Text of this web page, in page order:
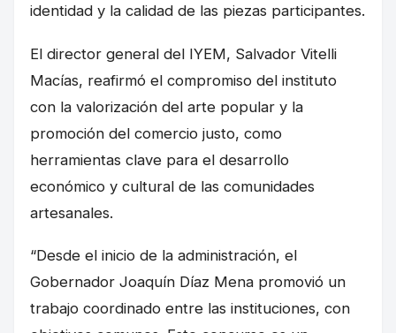
identidad y la calidad de las piezas participantes.
El director general del IYEM, Salvador Vitelli
Macías, reafirmó el compromiso del instituto
con la valorización del arte popular y la
promoción del comercio justo, como
herramientas clave para el desarrollo
económico y cultural de las comunidades
artesanales.
“Desde el inicio de la administración, el
Gobernador Joaquín Díaz Mena promovió un
trabajo coordinado entre las instituciones, con